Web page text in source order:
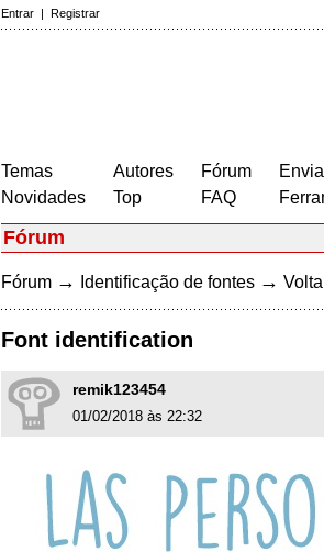
Entrar | Registrar
Temas
Novidades
Autores
Top
Fórum
FAQ
Fórum
Fórum → Identificação de fontes →
Font identification
remik123454
01/02/2018 às 22:32